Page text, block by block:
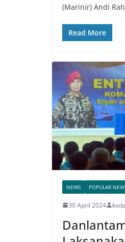
(Marinir) Andi
Read More
NEWS POPULAR
30 April 2024